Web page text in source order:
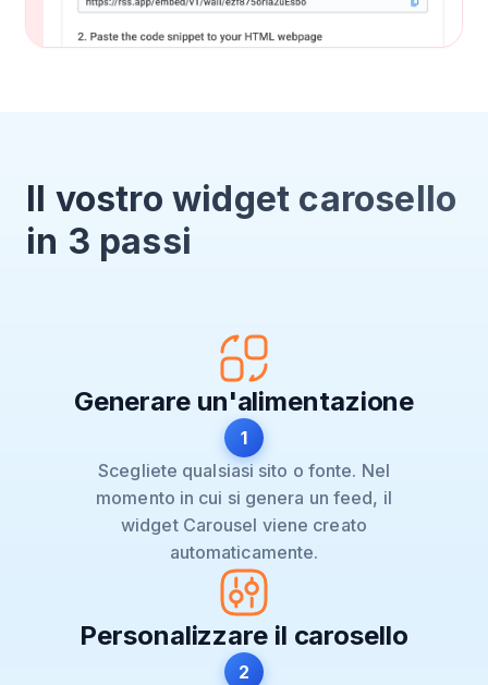
Il vostro widget carosello
in 3 passi
Generare un'alimentazione
1
Scegliete qualsiasi sito o fonte. Nel
momento in cui si genera un feed, il
widget Carousel viene creato
automaticamente.
Personalizzare il carosello
2